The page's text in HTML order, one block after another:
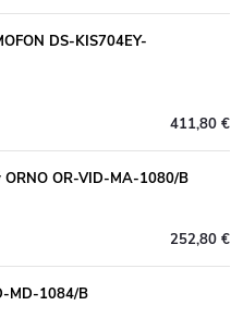
DS-KIS704EY-
411,80 €
OR-VID-MA-1080/B
252,80 €
MD-1084/B